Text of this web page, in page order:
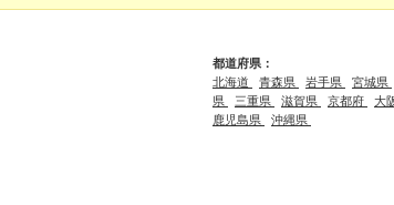
都道府県：
北海道
青森県 岩手県 宮城県
県
三重県 滋賀県 京都府 大
鹿児島県
沖縄県